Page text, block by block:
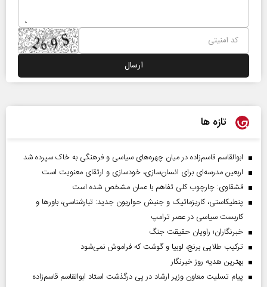
تازه ها
ابوالقاسم قاسم‌زاده در میان چهره‌های سیاسی و فرهنگی به خاک سپرده شد
اربعین مدرسه‌ای برای انسان‌سازی، خودسازی و ارتقای معنویت است
قشقاوی: چارچوب کلی تفاهم با عمان مشخص شده است
پنطیکاستی، کاریزماتیک و جنبش حواریون جدید: تبارشناسی، باور‌ها و
کاربست سیاسی در عصر ترامپ
خبرنگاران؛ راویان حقیقت جنگ
ترکیب طلایی برنج، لوبیا و گوشت که فراموش نمی‌شود
بهترین هدیه روز خبرنگار
پیام تسلیت معاون وزیر ارشاد در پی درگذشت استاد ابوالقاسم قاسم‌زاده